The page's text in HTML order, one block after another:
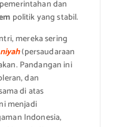
dan
politik yang stabil.
mereka sering
(persaudaraan
Pandangan ini
dan
di atas
menjadi
Indonesia,